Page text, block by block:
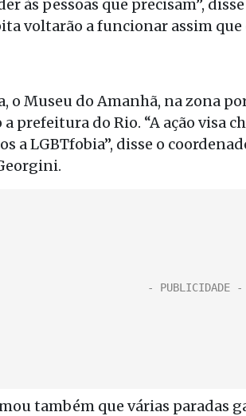
às pessoas que precisam”,
voltarão a funcionar assim que
o Museu do Amanhã, na zona
prefeitura do Rio. “A ação visa
a LGBTfobia”, disse o
também que várias paradas